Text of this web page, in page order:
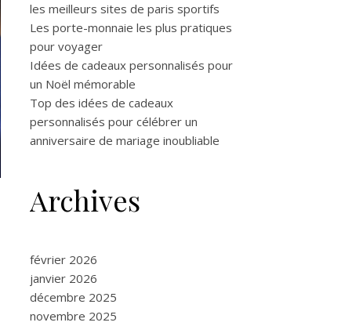
les meilleurs sites de paris sportifs
Les porte-monnaie les plus pratiques
pour voyager
Idées de cadeaux personnalisés pour
un Noël mémorable
Top des idées de cadeaux
personnalisés pour célébrer un
anniversaire de mariage inoubliable
Archives
février 2026
janvier 2026
décembre 2025
novembre 2025